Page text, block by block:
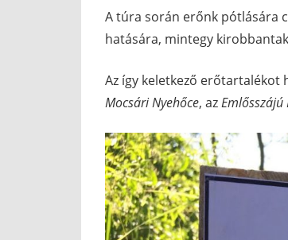
A túra során erőnk pótlására
hatására, mintegy
Az így keletkező
Mocsári Nyehőce, azEmlősszájú